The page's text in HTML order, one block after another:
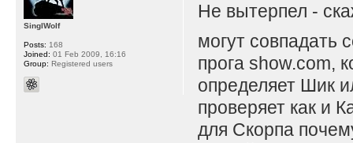
Не вытерпел -
могут совпадать
прога show.com,
определяет Шик
проверяет как и
для Скорпа
SinglWolf
Posts: 168
Joined: 01 Feb 2009, 16:16
Group: Registered users